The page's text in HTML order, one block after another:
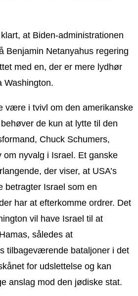
at Biden-administrationen
Benjamin Netanyahus regering
med en, der er mere lydhør
Washington.
være i tvivl om den amerikanske
de kun at lytte til den
Chuck Schumers,
om nyvalg i Israel. Et ganske
der viser, at USA’s
betragter Israel som en
har at efterkomme ordrer. Det
vil have Israel til at
således at
tilbageværende bataljoner i det
for udslettelse og kan
anslag mod den jødiske stat.